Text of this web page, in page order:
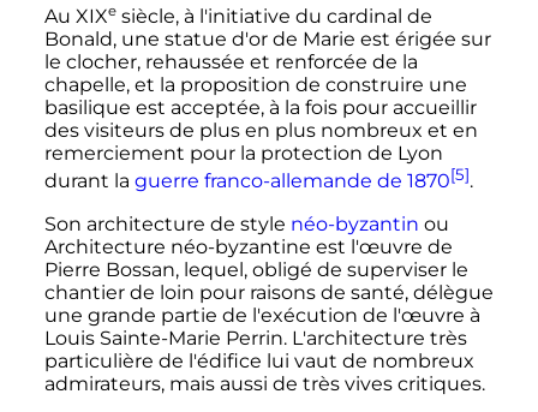
Au XIXe siècle, à l'initiative du cardinal de
Bonald, une statue d'or de Marie est érigée sur
le clocher, rehaussée et renforcée de la
chapelle, et la proposition de construire une
basilique est acceptée, à la fois pour accueillir
des visiteurs de plus en plus nombreux et en
remerciement pour la protection de Lyon
durant la guerre franco-allemande de 1870[5].
Son architecture de style néo-byzantin ou
Architecture néo-byzantine est l'œuvre de
Pierre Bossan, lequel, obligé de superviser le
chantier de loin pour raisons de santé, délègue
une grande partie de l'exécution de l'œuvre à
Louis Sainte-Marie Perrin. L'architecture très
particulière de l'édifice lui vaut de nombreux
admirateurs, mais aussi de très vives critiques.